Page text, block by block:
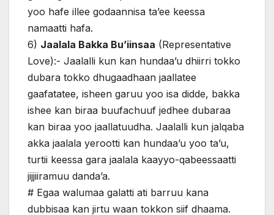
yoo hafe illee godaannisa ta’ee keessa
namaatti hafa.
6) Jaalala Bakka Bu’iinsaa (Representative
Love):- Jaalalli kun kan hundaa’u dhiirri tokko
dubara tokko dhugaadhaan jaallatee
gaafatatee, isheen garuu yoo isa didde, bakka
ishee kan biraa buufachuuf jedhee dubaraa
kan biraa yoo jaallatuudha. Jaalalli kun jalqaba
akka jaalala yerootti kan hundaa’u yoo ta’u,
turtii keessa gara jaalala kaayyo-qabeessaatti
jijjiiramuu danda’a.
# Egaa walumaa galatti ati barruu kana
dubbisaa kan jirtu waan tokkon siif dhaama.